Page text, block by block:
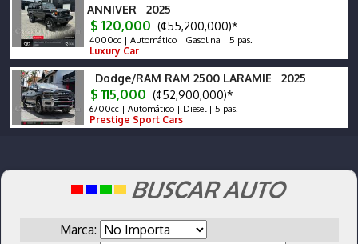
ANNIVER 2025
$ 120,000 (¢55,200,000)*
4000cc | Automático | Gasolina | 5 pas.
Luxury Car
Dodge/RAM RAM 2500 LARAMIE 2025
$ 115,000 (¢52,900,000)*
6700cc | Automático | Diesel | 5 pas.
Prestige Sport Cars
Marca: